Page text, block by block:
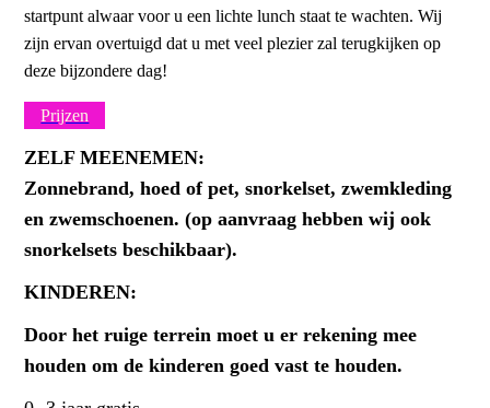
startpunt alwaar voor u een lichte lunch staat te wachten. Wij
zijn ervan overtuigd dat u met veel plezier zal terugkijken op
deze bijzondere dag!
Prijzen
ZELF MEENEMEN:
Zonnebrand, hoed of pet, snorkelset, zwemkleding
en zwemschoenen. (op aanvraag hebben wij ook
snorkelsets beschikbaar).
KINDEREN:
Door het ruige terrein moet u er rekening mee
houden om de kinderen goed vast te houden.